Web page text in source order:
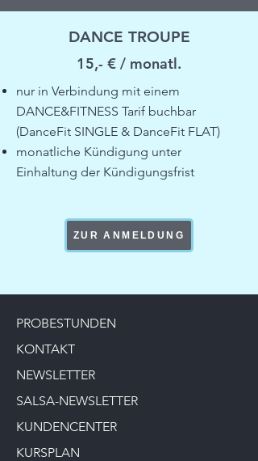
DANCE TROUPE
15,- € / monatl.
nur in Verbindung mit einem
DANCE&FITNESS Tarif buchbar
(DanceFit SINGLE & DanceFit FLAT)
monatliche Kündigung unter
Einhaltung der Kündigungsfrist
ZUR ANMELDUNG
PROBESTUNDEN
KONTAKT
NEWSLETTER
SALSA-NEWSLETTER
KUNDENCENTER
KURSPLAN